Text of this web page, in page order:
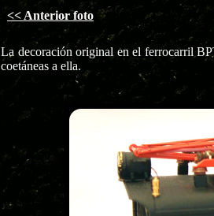
<< Anterior foto
La decoración original en el ferrocarril
coetáneas a ella.